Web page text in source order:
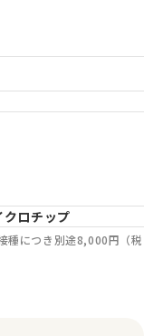
ロチップ
種につき別途8,000円（税